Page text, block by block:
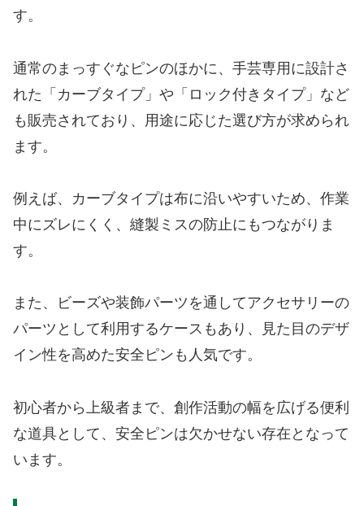
す。
通常のまっすぐなピンのほかに、手芸専用に設計さ
れた「カーブタイプ」や「ロック付きタイプ」など
も販売されており、用途に応じた選び方が求められ
ます。
例えば、カーブタイプは布に沿いやすいため、作業
中にズレにくく、縫製ミスの防止にもつながりま
す。
また、ビーズや装飾パーツを通してアクセサリーの
パーツとして利用するケースもあり、見た目のデザ
イン性を高めた安全ピンも人気です。
初心者から上級者まで、創作活動の幅を広げる便利
な道具として、安全ピンは欠かせない存在となって
います。